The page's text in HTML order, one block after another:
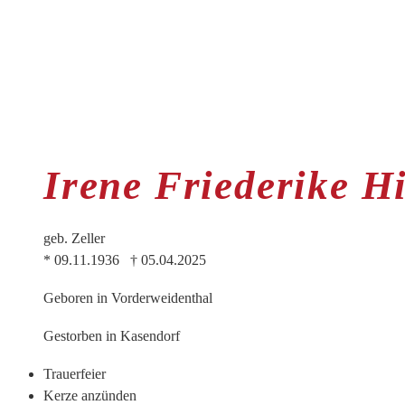
Irene Friederike
geb. Zeller
* 09.11.1936 † 05.04.2025
Geboren in Vorderweidenthal
Gestorben in Kasendorf
Trauer­feier
Kerze anzünden